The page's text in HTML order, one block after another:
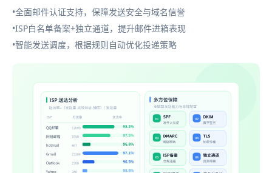
•全面邮件认证支持，保障发送安全与域名信誉
•ISP白名单备案+独立通道，提升邮件进箱表现
•智能发送调度，根据规则自动优化投递策略